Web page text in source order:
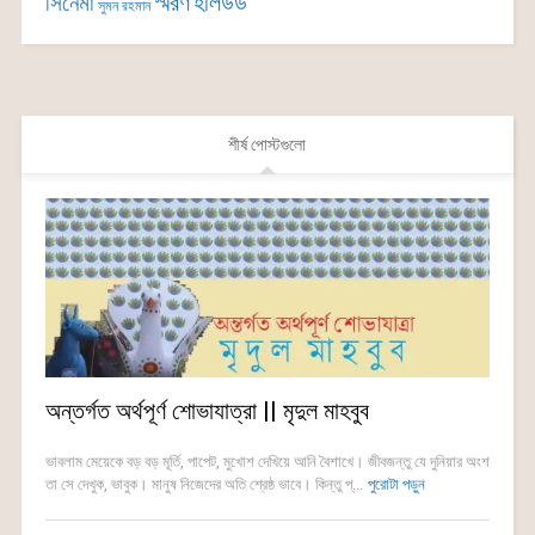
সুমন রহমান
শীর্ষ পোস্টগুলো
অন্তর্গত অর্থপূর্ণ শোভাযাত্রা || মৃদুল মাহবুব
ভাবলাম মেয়েকে বড় বড় মূ‌র্তি, পাপেট, মুখোশ দে‌খিয়ে আনি বৈশাখে। জীবজন্তু যে দ‌ু‌নিয়ার অংশ
তা সে দেখুক, ভাবুক। মানুষ নিজেদের অতি শ্রেষ্ঠ ভাবে। কিন্তু প্... পুরোটা পড়ুন